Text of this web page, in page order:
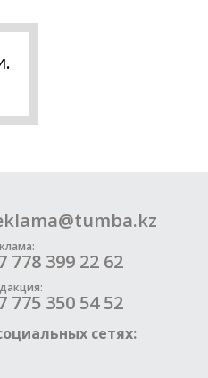
778 399 22 62
775 350 54 52
сетях: